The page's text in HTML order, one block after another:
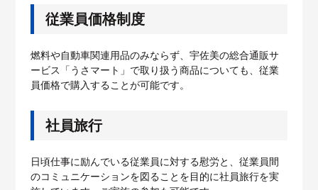
従業員価格制度
燃料や自動車関連用品のみならず、宇佐美の総合通販サ
ービス「うさマート」で取り扱う商品についても、従業
員価格で購入することが可能です。
社員旅行
日頃仕事に励んでいる従業員に対する慰労と、従業員間
のコミュニケーションを図ることを目的に社員旅行を実